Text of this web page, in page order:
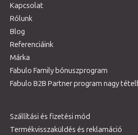
Kapcsolat
Rólunk
Blog
Referenciáink
Márka
Fabulo Family bónuszprogram
Fabulo B2B Partner program nagy
Szállítási és fizetési mód
Termékvisszaküldés és reklamáció